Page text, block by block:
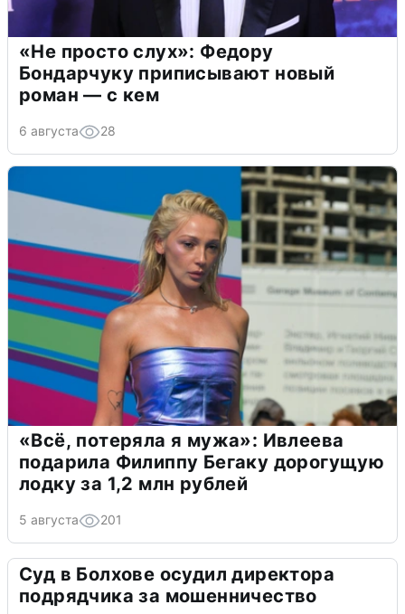
«Не просто слух»: Федору
Бондарчуку приписывают новый
роман — с кем
6 августа 28
«Всё, потеряла я мужа»: Ивлеева
подарила Филиппу Бегаку дорогущую
лодку за 1,2 млн рублей
5 августа 201
Суд в Болхове осудил директора
подрядчика за мошенничество